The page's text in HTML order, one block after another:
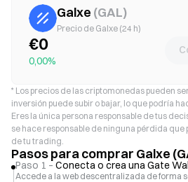
Compara los métodos de financiación,
el deslizamiento antes de confirmar, y
GAL de forma segura. La
la red y el proveedor.
Galxe (GAL)
Precio de Galxe (24 h)
€0
0,00%
* Los precios de las criptomonedas pueden
inversión puede subir o bajar, lo que podría
Eres la única persona responsable de tus
se hace responsable de ninguna pérdida
de tu trading.
Pasos para comprar Galxe
Paso 1 –Conecta o crea una Gate
Accede a la web descentralizada de forma